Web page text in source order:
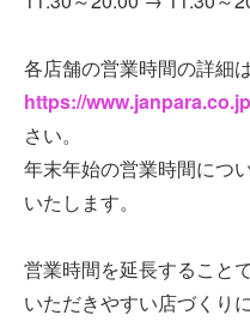
各店舗の営業時間の詳細
https://
さい。
年末年始の営業時間につ
いたします。
営業時間を延長すること
いただきやすい店づくり